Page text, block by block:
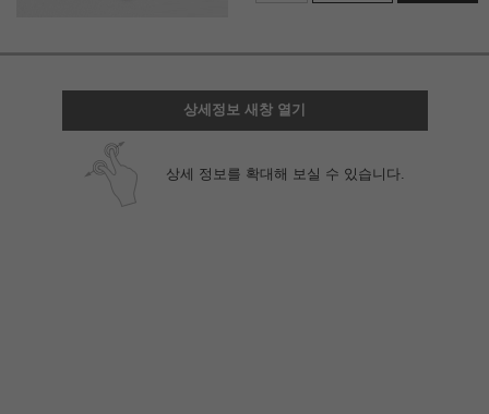
상세정보 새창 열기
상세 정보를 확대해 보실 수 있습니다.